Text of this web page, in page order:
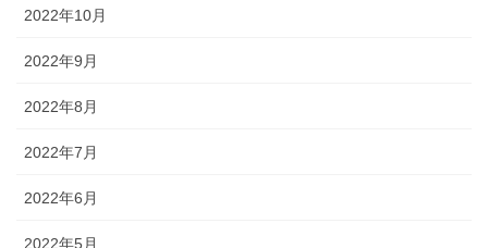
2022年10月
2022年9月
2022年8月
2022年7月
2022年6月
2022年5月